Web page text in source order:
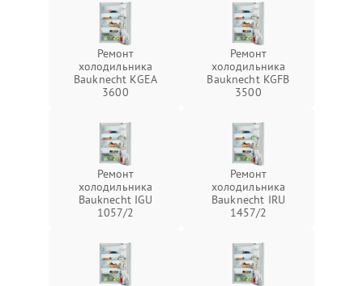
Ремонт
холодильника
Bauknecht KGEA
3600
Ремонт
холодильника
Bauknecht KGFB
3500
Ремонт
холодильника
Bauknecht IGU
1057/2
Ремонт
холодильника
Bauknecht IRU
1457/2